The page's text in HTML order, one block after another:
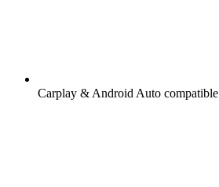
Carplay & Android Auto compatible